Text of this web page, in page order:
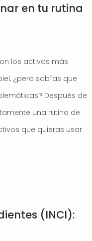
en tu rutina
los activos más
¿pero sabías que
Después de
una rutina de
que quieras usar
(INCI):